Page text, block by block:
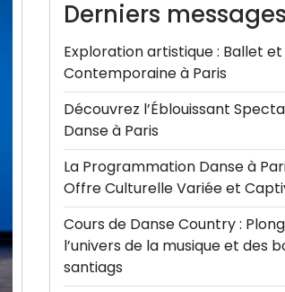
Derniers messages
Exploration artistique : Ballet
Contemporaine à Paris
Découvrez l’Éblouissant
Danse à Paris
La Programmation Danse à
Offre Culturelle Variée et
Cours de Danse Country :
l’univers de la musique et des
santiags